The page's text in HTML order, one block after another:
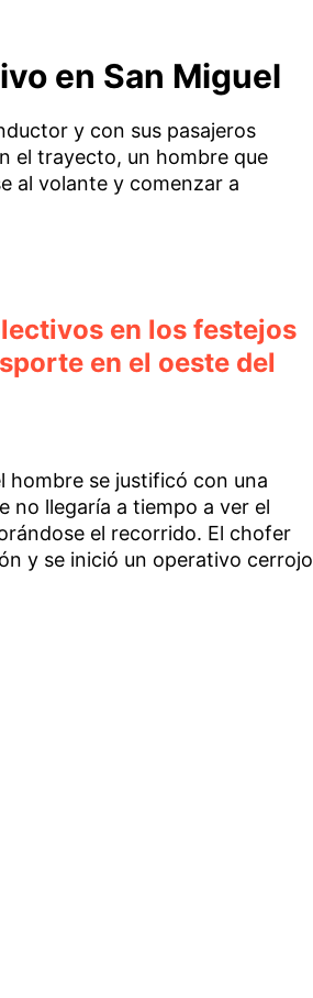
en San Miguel
y con sus pasajeros
el trayecto, un hombre que
al volante y comenzar a
en los festejos
en el oeste del
hombre se justificó con una
no llegaría a tiempo a ver el
el recorrido. El chofer
y se inició un operativo cerrojo